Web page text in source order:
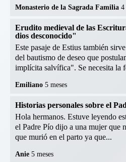
Monasterio de la Sagrada Familia 4
Erudito medieval de las
dios desconocido"
Este pasaje de Estius también
del bautismo de deseo que
implícita salvífica". Se necesita la
Emiliano 5 meses
Historias personales sobre el
Hola hermanos. Estuve leyendo
el Padre Pío dijo a una mujer que
que murió en el parto ya que...
Anie 5 meses